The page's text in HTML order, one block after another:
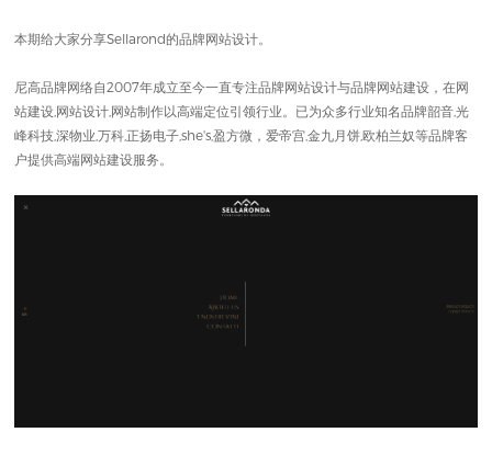
本期给大家分享Sellarond的品牌网站设计
尼高品牌网络自2007年成立至今一直专注品牌网站设计与品牌网站建设 ，在网
站建设 网站设计 网站制作以高端定位引领行业。已为众多行业知名品牌韶音,光
峰科技,深物业,万科,正扬电子,she's,盈方微，爱帝宫,金九月饼,欧柏兰奴等品牌客
户提供高端网站建设服务。